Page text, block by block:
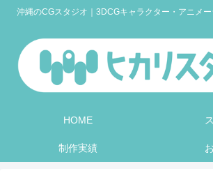
沖縄のCGスタジオ｜3DCGキャラクター・アニメ
HOME
制作実績